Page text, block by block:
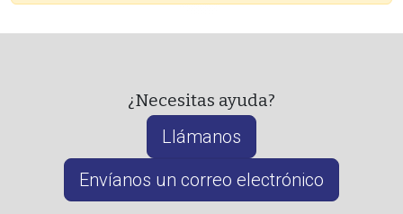
¿Necesitas ayuda?
Llámanos
Envíanos un correo electrónico